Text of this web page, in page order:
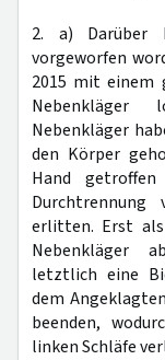
2. a) Darüber
vorgeworfen
2015 mit einem
Nebenkläger
Nebenkläger
den Körper
Hand
Durchtrennung
erlitten. Erst
Nebenkläger
letztlich eine
dem
beenden,
linken Schläfe